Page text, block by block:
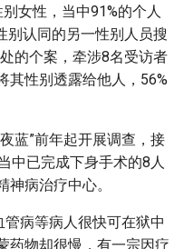
女性，当中91%的个人
别认同的另一性别人员搜
的个案，牵涉8名受访者
其性别透露给他人，56%
蓝”前年起开展调查，接
中已完成下身手术的8人
病治疗中心。
管病等病人很快可在狱中
药物却很慢，有一宗因疗